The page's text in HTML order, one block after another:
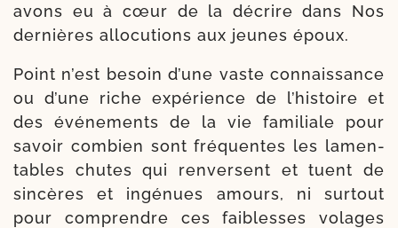
avons eu à cœur de la décrire dans Nos
der­nières allo­cu­tions aux jeunes époux.
Point n’est besoin d’une vaste connais­sance
ou d’une riche expé­rience de l’histoire et
des évé­ne­ments de la vie fami­liale pour
savoir com­bien sont fré­quentes les lamen­
tables chutes qui ren­versent et tuent de
sin­cères et ingé­nues amours, ni sur­tout
pour com­prendre ces fai­blesses volages